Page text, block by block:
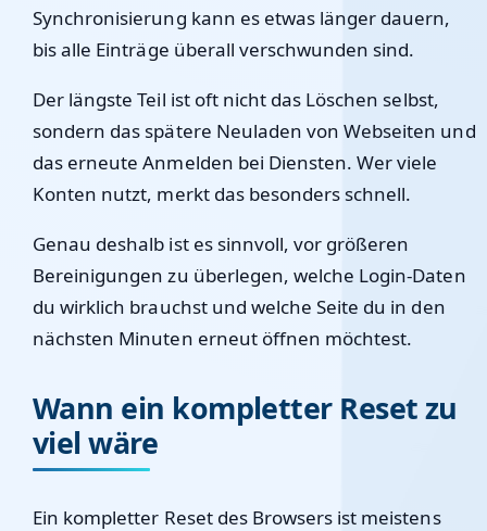
Synchronisierung kann es etwas länger dauern,
bis alle Einträge überall verschwunden sind.
Der längste Teil ist oft nicht das Löschen selbst,
sondern das spätere Neuladen von Webseiten und
das erneute Anmelden bei Diensten. Wer viele
Konten nutzt, merkt das besonders schnell.
Genau deshalb ist es sinnvoll, vor größeren
Bereinigungen zu überlegen, welche Login-Daten
du wirklich brauchst und welche Seite du in den
nächsten Minuten erneut öffnen möchtest.
Wann ein kompletter Reset zu
viel wäre
Ein kompletter Reset des Browsers ist meistens